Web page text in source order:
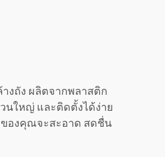
งถัง ผลิตจากพลาสติก
นใหญ่ และติดตั้งได้ง่าย
องคุณจะสะอาด สดชื่น